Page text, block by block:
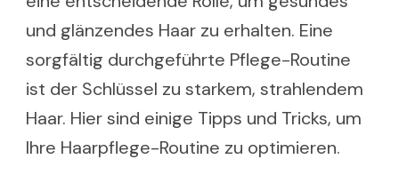
und glänzendes Haar zu erhalten. Eine
sorgfältig durchgeführte Pflege-Routine
ist der Schlüssel zu starkem, strahlendem
Haar. Hier sind einige Tipps und Tricks, um
Ihre Haarpflege-Routine zu optimieren.